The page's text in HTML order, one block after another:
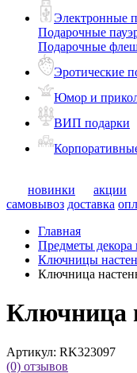
Электронные
Подарочные
Подарочные
Эротические
Юмор и
ВИП подарки
новинки акции
самовывоз доставка
Главная
Предметы декора
Ключницы
Ключница
Ключница
Артикул: RK323097
(0) отзывов